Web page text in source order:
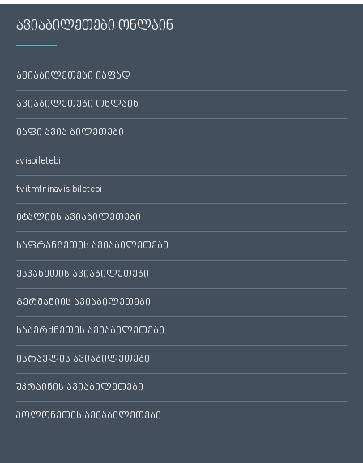
ავიაბილეთები ონლაინ
ავიაბილეთები იაფად
ავიაბილეთები ონლაინ
იაფი ავია ბილეთები
aviabiletebi
tvitmfrinavis biletebi
იტალიის ავიაბილეთები
საფრანგეთის ავიაბილეთები
ესპანეთის ავიაბილეთები
გერმანიის ავიაბილეთები
საბერძნეთის ავიაბილეთები
ისრაელის ავიაბილეთები
უკრაინის ავიაბილეთები
პოლონეთის ავიაბილეთები